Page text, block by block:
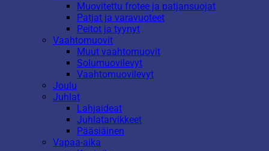
Muovitettu frotee ja patjansuojat
Patjat ja varavuoteet
Peitot ja tyynyt
Vaahtomuovit
Muut vaahtomuovit
Solumuovilevyt
Vaahtomuovilevyt
Joulu
Juhlat
Lahjaideat
Juhlatarvikkeet
Pääsiäinen
Vapaa-aika